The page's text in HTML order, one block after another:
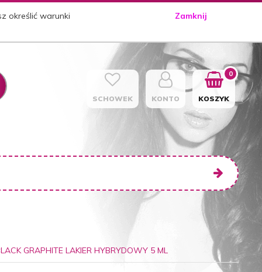
określić warunki
Zamknij
SCHOWEK KONTO KOSZYK
0
GRAPHITE LAKIER HYBRYDOWY 5 ML